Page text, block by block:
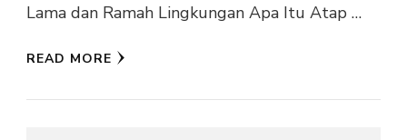
Lama dan Ramah Lingkungan Apa Itu Atap …
READ MORE